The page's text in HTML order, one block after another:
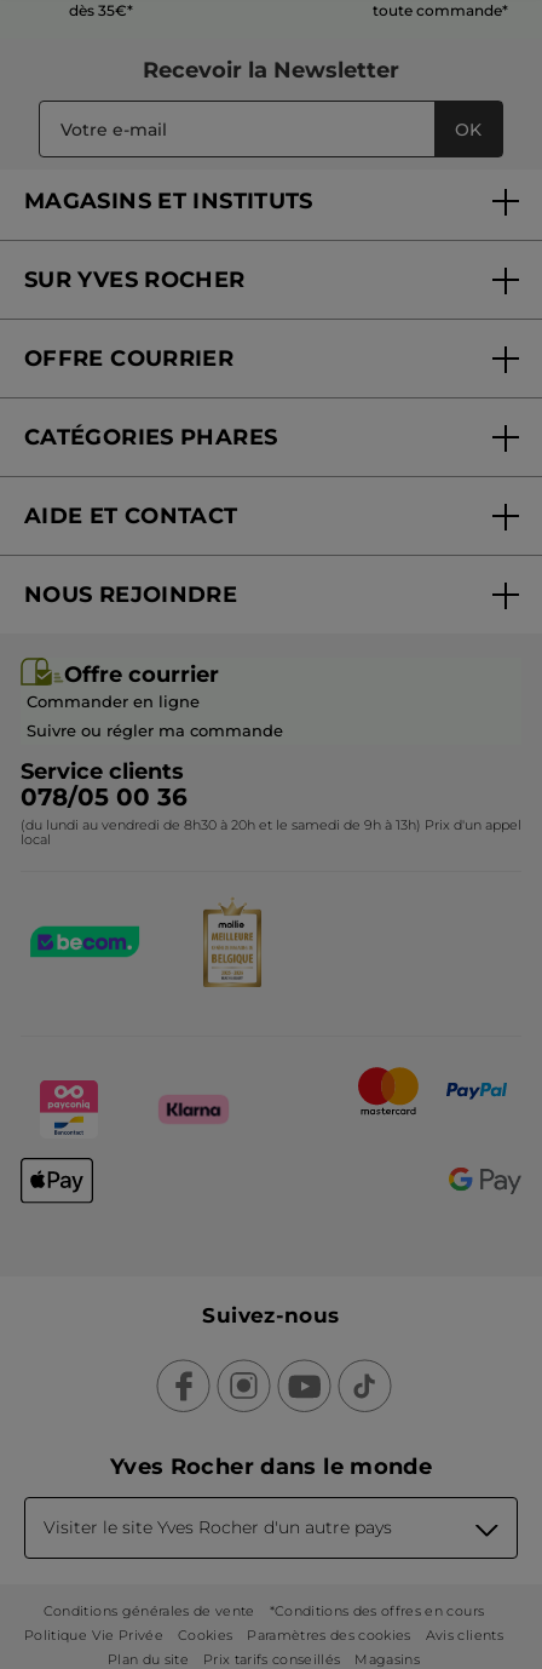
dès 35€*
toute commande*
Recevoir la Newsletter
OK
MAGASINS ET INSTITUTS
Soins en institut
SUR YVES ROCHER
Nos engagements
Blog Act Beautiful
OFFRE COURRIER
CATÉGORIES PHARES
Promotions
Idées cadeaux
Collection de Noël
AIDE ET CONTACT
Mes cadeaux
Questions & Réponses
Contactez-nous
NOUS REJOINDRE
Devenir franchisé ou gérant
Offre courrier
Commander en ligne
Suivre ou régler ma commande
Service clients
078/05 00 36
(du lundi au vendredi de 8h30 à 20h et le samedi de 9h à 13h) Prix d'un appel
local
Suivez-nous
Yves Rocher dans le monde
Visiter le site Yves Rocher d'un autre pays
Conditions générales de vente
*Conditions des offres en cours
Politique Vie Privée
Cookies Paramètres des cookies
Avis clients
Plan du site
Prix tarifs conseillés Magasins